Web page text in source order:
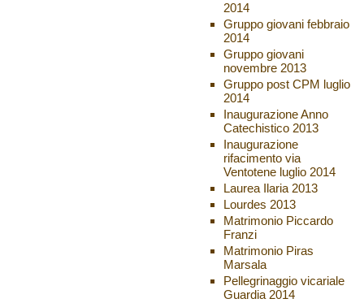
2014
Gruppo giovani febbraio
2014
Gruppo giovani
novembre 2013
Gruppo post CPM luglio
2014
Inaugurazione Anno
Catechistico 2013
Inaugurazione
rifacimento via
Ventotene luglio 2014
Laurea Ilaria 2013
Lourdes 2013
Matrimonio Piccardo
Franzi
Matrimonio Piras
Marsala
Pellegrinaggio vicariale
Guardia 2014